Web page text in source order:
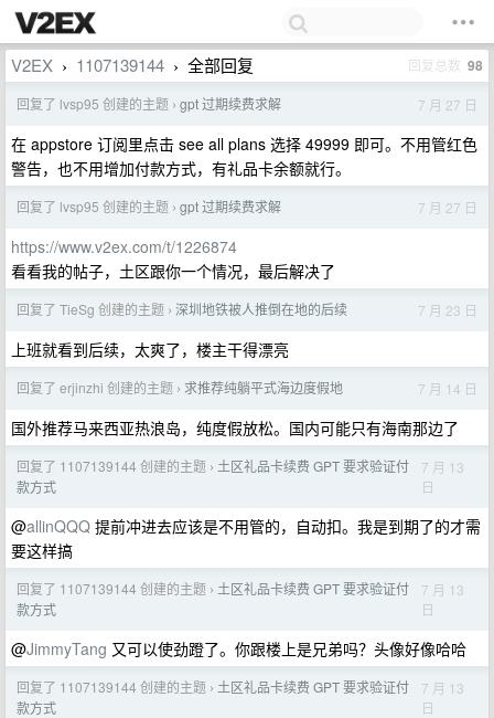
V2EX › 1107139144 › 全部回复 回复总数 98
回复了 lvsp95 创建的主题 › gpt 过期续费求解 7 月 27 日
在 appstore 订阅里点击 see all plans 选择 49999 即可。不用管红色
警告，也不用增加付款方式，有礼品卡余额就行。
回复了 lvsp95 创建的主题 › gpt 过期续费求解 7 月 27 日
https://www.v2ex.com/t/1226874
看看我的帖子，土区跟你一个情况，最后解决了
回复了 TieSg 创建的主题 › 深圳地铁被人推倒在地的后续 7 月 23 日
上班就看到后续，太爽了，楼主干得漂亮
回复了 erjinzhi 创建的主题 › 求推荐纯躺平式海边度假地 7 月 14 日
国外推荐马来西亚热浪岛，纯度假放松。国内可能只有海南那边了
回复了 1107139144 创建的主题 › 土区礼品卡续费 GPT 要求验证付
款方式
7 月 13
日
@allinQQQ 提前冲进去应该是不用管的，自动扣。我是到期了的才需
要这样搞
回复了 1107139144 创建的主题 › 土区礼品卡续费 GPT 要求验证付
款方式
7 月 13
日
@JimmyTang 又可以使劲蹬了。你跟楼上是兄弟吗？头像好像哈哈
回复了 1107139144 创建的主题 › 土区礼品卡续费 GPT 要求验证付
款方式
7 月 13
日